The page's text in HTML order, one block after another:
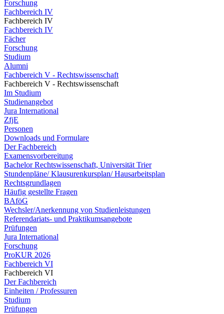
Forschung
Fachbereich IV
Fachbereich IV
Fachbereich IV
Fächer
Forschung
Studium
Alumni
Fachbereich V - Rechtswissenschaft
Fachbereich V - Rechtswissenschaft
Im Studium
Studienangebot
Jura International
ZfjE
Personen
Downloads und Formulare
Der Fachbereich
Examensvorbereitung
Bachelor Rechtswissenschaft, Universität Trier
Stundenpläne/ Klausurenkursplan/ Hausarbeitsplan
Rechtsgrundlagen
Häufig gestellte Fragen
BAföG
Wechsler/Anerkennung von Studienleistungen
Referendariats- und Praktikumsangebote
Prüfungen
Jura International
Forschung
ProKUR 2026
Fachbereich VI
Fachbereich VI
Der Fachbereich
Einheiten / Professuren
Studium
Prüfungen